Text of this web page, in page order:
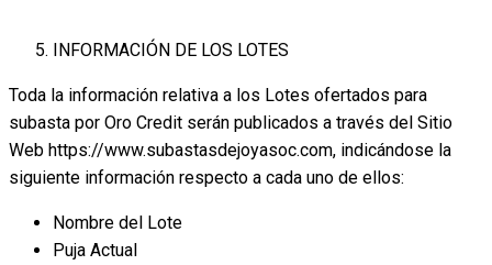
INFORMACIÓN DE LOS LOTES
Toda la información relativa a los Lotes ofertados para
subasta por Oro Credit serán publicados a través del Sitio
Web https://www.subastasdejoyasoc.com, indicándose la
siguiente información respecto a cada uno de ellos:
Nombre del Lote
Puja Actual